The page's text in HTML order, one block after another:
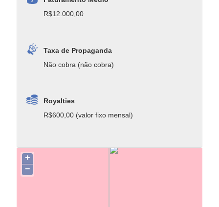
R$12.000,00
Taxa de Propaganda
Não cobra (não cobra)
Royalties
R$600,00 (valor fixo mensal)
+
−